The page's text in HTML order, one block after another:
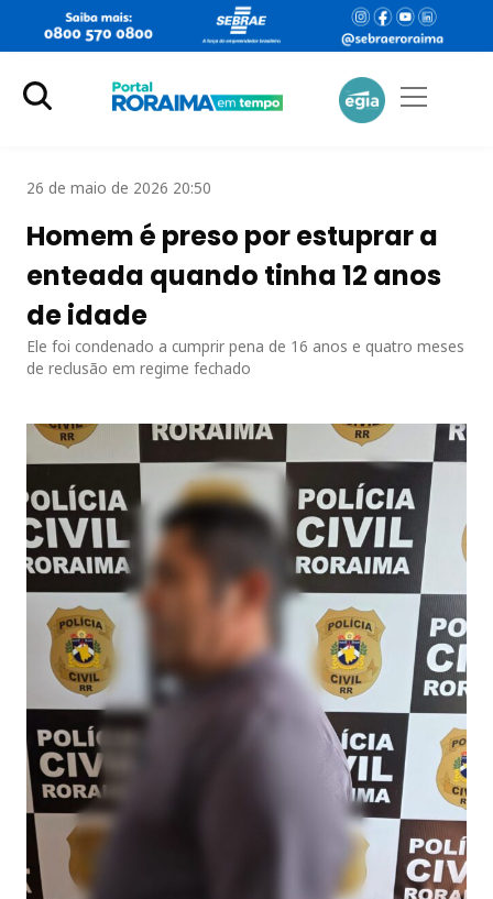
26 de maio de 2026 20:50
Homem é preso por estuprar a
enteada quando tinha 12 anos
de idade
Ele foi condenado a cumprir pena de 16 anos e quatro meses
de reclusão em regime fechado